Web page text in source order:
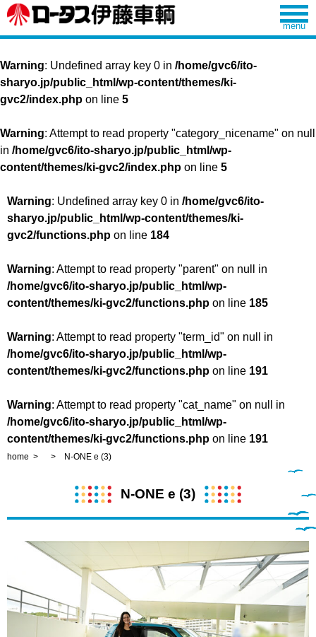
Warning: Undefined array key 0 in /home/gvc6/ito-
sharyo.jp/public_html/wp-content/themes/ki-
gvc2/index.php on line 5
Warning: Attempt to read property "category_nicename" on null
in /home/gvc6/ito-sharyo.jp/public_html/wp-
content/themes/ki-gvc2/index.php on line 5
Warning: Undefined array key 0 in /home/gvc6/ito-
sharyo.jp/public_html/wp-content/themes/ki-
gvc2/functions.php on line 184
Warning: Attempt to read property "parent" on null in
/home/gvc6/ito-sharyo.jp/public_html/wp-
content/themes/ki-gvc2/functions.php on line 185
Warning: Attempt to read property "term_id" on null in
/home/gvc6/ito-sharyo.jp/public_html/wp-
content/themes/ki-gvc2/functions.php on line 191
Warning: Attempt to read property "cat_name" on null in
/home/gvc6/ito-sharyo.jp/public_html/wp-
content/themes/ki-gvc2/functions.php on line 191
home N-ONE e (3)
N-ONE e (3)